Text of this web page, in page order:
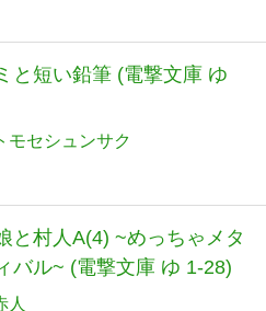
と短い鉛筆 (電撃文庫 ゆ
モセシュンサク
と村人A(4) ~めっちゃメタ
バル~ (電撃文庫 ゆ 1-28)
人